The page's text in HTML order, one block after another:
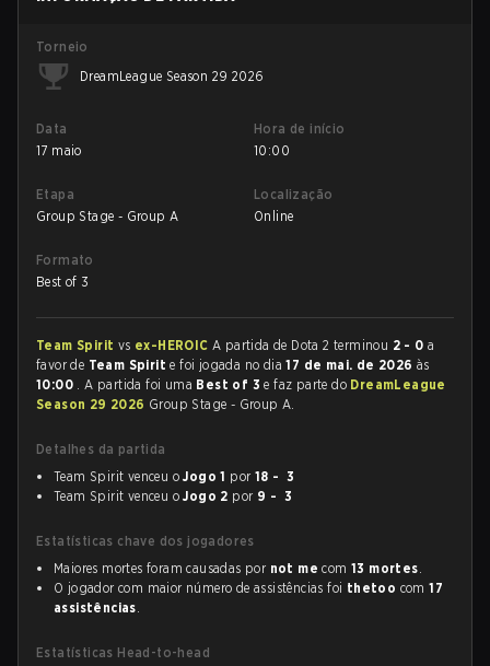
Torneio
DreamLeague Season 29 2026
Data
17 maio
Hora de início
10:00
Etapa
Group Stage - Group A
Localização
Online
Formato
Best of 3
Team Spirit vs ex-HEROICA partida de Dota 2 terminou 2 - 0 a
favor de Team Spirite foi jogada no dia17 de mai. de 2026às
10:00 . A partida foi uma Best of 3e faz parte do DreamLeague
Season 29 2026 Group Stage - Group A.
Detalhes da partida
Team Spirit venceu oJogo 1 por 18 - 3
Team Spirit venceu oJogo 2 por 9 - 3
Estatísticas chave dos jogadores
Maiores mortes foram causadas por not me com13 mortes.
O jogador com maior número de assistências foi thetoo com17
assistências.
Estatísticas Head-to-head